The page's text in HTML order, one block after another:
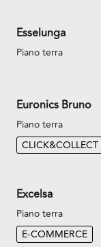
Esselunga
Piano terra
Euronics Bruno
Piano terra
CLICK&COLLECT
Excelsa
Piano terra
E-COMMERCE